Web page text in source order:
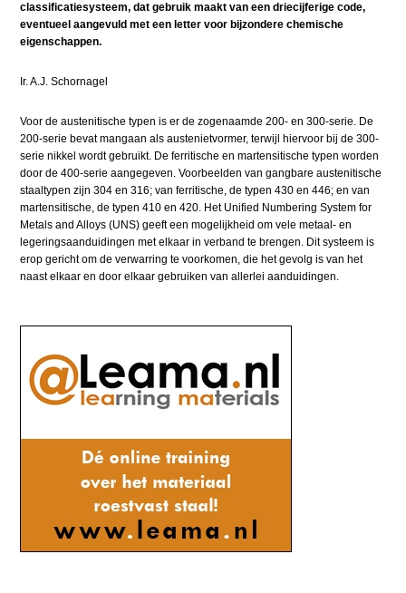
classificatiesysteem, dat gebruik maakt van een driecijferige code,
eventueel aangevuld met een letter voor bijzondere chemische
eigenschappen.
Ir. A.J. Schornagel
Voor de austenitische typen is er de zogenaamde 200- en 300-serie. De
200-serie bevat mangaan als austenietvormer, terwijl hiervoor bij de 300-
serie nikkel wordt gebruikt. De ferritische en martensitische typen worden
door de 400-serie aangegeven. Voorbeelden van gangbare austenitische
staaltypen zijn 304 en 316; van ferritische, de typen 430 en 446; en van
martensitische, de typen 410 en 420. Het Unified Numbering System for
Metals and Alloys (UNS) geeft een mogelijkheid om vele metaal- en
legeringsaanduidingen met elkaar in verband te brengen. Dit systeem is
erop gericht om de verwarring te voorkomen, die het gevolg is van het
naast elkaar en door elkaar gebruiken van allerlei aanduidingen.